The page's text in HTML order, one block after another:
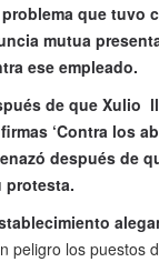
que tuvo
mutua
ese empleado.
de que Xulio
‘Contra los
después de
protesta.
peligro los puestos